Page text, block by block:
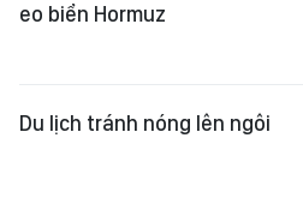
eo biển Hormuz
Du lịch tránh nóng lên ngôi